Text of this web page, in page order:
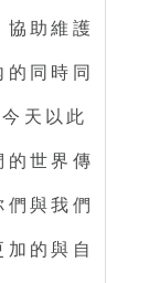
協助維護
同時同
天以此
的世界傳
與我們
的與自